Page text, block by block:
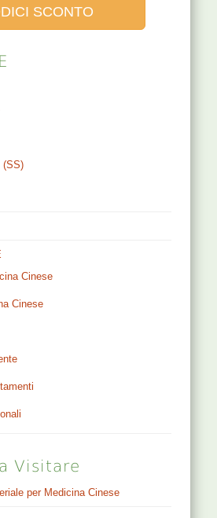
SCONTO
(SS)
Cinese
Cinese
Visitare
per Medicina Cinese